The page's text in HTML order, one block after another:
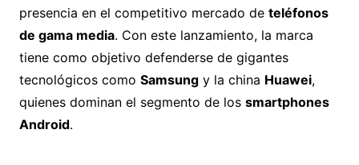
presencia en el competitivo mercado de teléfonos
de gama media. Con este lanzamiento, la marca
tiene como objetivo defenderse de gigantes
tecnológicos como Samsungy la china Huawei,
quienes dominan el segmento de los smartphones
Android.